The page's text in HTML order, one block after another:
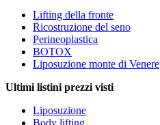
Lifting della fronte
Ricostruzione del seno
Perineoplastica
BOTOX
Liposuzione monte di Venere
Ultimi listini prezzi visti
Liposuzione
Body lifting